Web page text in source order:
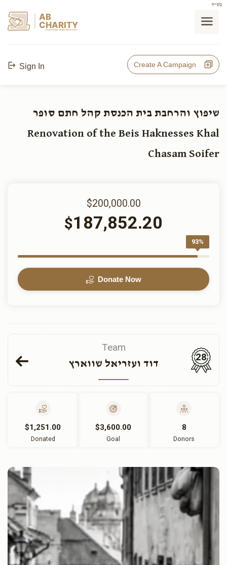
בס"ד
AB
CHARITY
powerd by ahblicklive.com
Sign In Create A Campaign
שיפוץ והרחבת בית הכנסת קהל חתם סופר
Renovation of the Beis Haknesses Khal
Chasam Soifer
$200,000.00
$187,852.20
93%
Donate Now
Team
דוד ועזריאל שווארץ
28
$1,251.00
Donated
$3,600.00
Goal
8
Donors